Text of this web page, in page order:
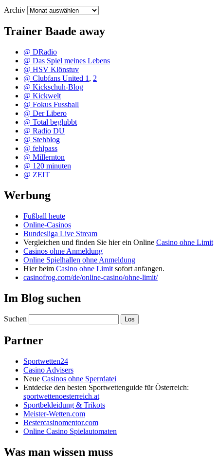
Archiv
Trainer Baade away
@ DRadio
@ Das Spiel meines Lebens
@ HSV Klönstuv
@ Clubfans United 1 , 2
@ Kickschuh-Blog
@ Kickwelt
@ Fokus Fussball
@ Der Libero
@ Total beglubbt
@ Radio DU
@ Stehblog
@ fehlpass
@ Millernton
@ 120 minuten
@ ZEIT
Werbung
Fußball heute
Online-Casinos
Bundesliga Live Stream
Vergleichen und finden Sie hier ein Online Casino ohne Limit
Casinos ohne Anmeldung
Online Spielhallen ohne Anmeldung
Hier beim Casino ohne Limit sofort anfangen.
casinofrog.com/de/online-casino/ohne-limit/
Im Blog suchen
Suchen
Partner
Sportwetten24
Casino Advisers
Neue Casinos ohne Sperrdatei
Entdecke den besten Sportwettenguide für Österreich:
sportwettenoesterreich.at
Sportbekleidung & Trikots
Meister-Wetten.com
Bestercasinomentor.com
Online Casino Spielautomaten
Was man wissen muss